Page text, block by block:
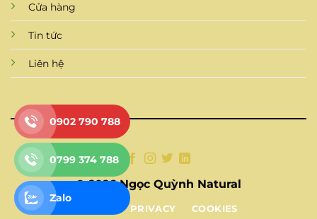
Cửa hàng
Tin tức
Liên hệ
© 2026 Ngọc Quỳnh Natural
PRIVACY COOKIES
0902 790 788
0799 374 788
Zalo